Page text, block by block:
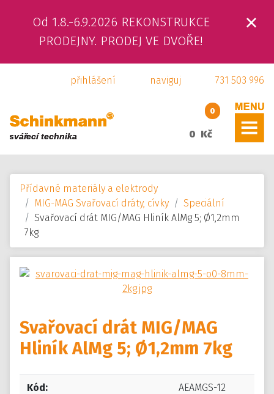
Od 1.8.-6.9.2026 REKONSTRUKCE
PRODEJNY. PRODEJ VE DVOŘE!
731 503 996
naviguj
přihlášení
0
0 Kč
ÚVOD
KAMENNÁ PRODEJNA
KONTAKTY
Přídavné materiály a elektrody
MIG-MAG Svařovací dráty, cívky
Speciální
Svařovací drát MIG/MAG Hliník AlMg 5; Ø1,2mm
7kg
Svařovací drát MIG/MAG
Hliník AlMg 5; Ø1,2mm 7kg
Kód: AEAMGS-12